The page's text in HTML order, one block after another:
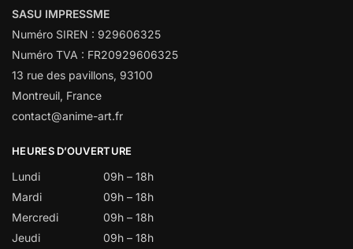
SASU IMPRESSME
Numéro SIREN : 929606325
Numéro TVA : FR20929606325
13 rue des pavillons, 93100
Montreuil, France
contact@anime-art.fr
HEURES D’OUVERTURE
Lundi
09h – 18h
Mardi
09h – 18h
Mercredi
09h – 18h
Jeudi
09h – 18h